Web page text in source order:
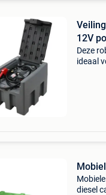
12V
Deze
ideaal
diesel